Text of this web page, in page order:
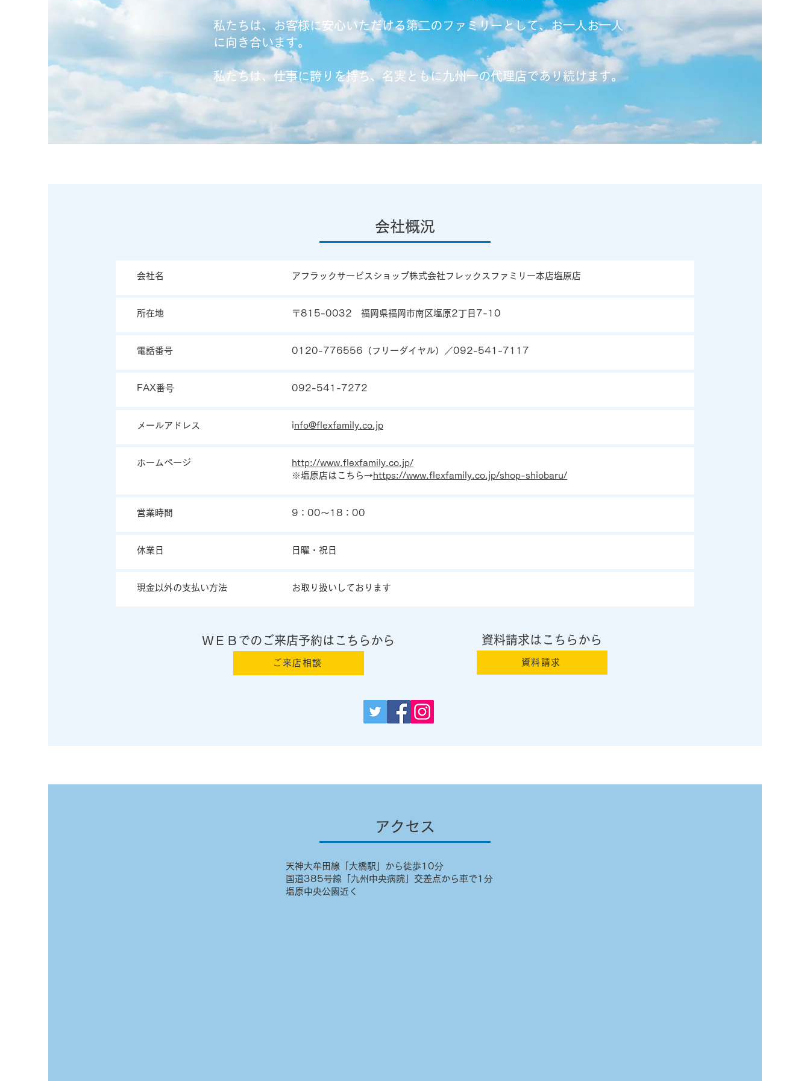
私たちは、お客様に安心いただける第二のファミリーとして、お一人お一人
に向き合います。
私たちは、仕事に誇りを持ち、名実ともに九州一の代理店であり続けます。
会社概況
会社名 アフラックサービスショップ株式会社フレックスファミリー本店塩原店
​所在地 〒815-0032 福岡県福岡市南区塩原2丁目7-10
電話番号 0120-776556（フリーダイヤル）／092-541-7117
FAX番号 092-541-7272
​メールアドレス info@flexfamily.co.jp
​ホームページ
http://www.flexfamily.co.jp/
※塩原店はこちら→ https://www.flexfamily.co.jp/shop-shiobaru/
営業時間 9：00～18：00
休業日 日曜・祝日
現金以外の支払い方法 お取り扱いしております
ＷＥＢでのご来店予約はこちらから
ご来店相談
資料請求はこちらから
資料請求
アクセス
天神大牟田線「大橋駅」から徒歩10分
国道385号線「九州中央病院」交差点から車で1分
塩原中央公園近く